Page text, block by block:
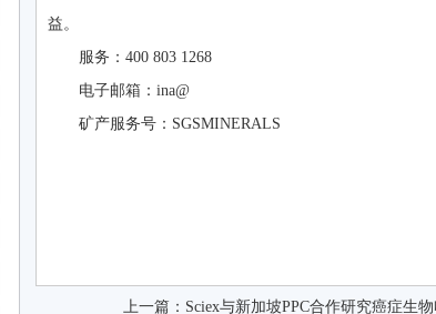
益。
服务：400 803 1268
电子邮箱：ina@
矿产服务号：SGSMINERALS
上一篇： Sciex与新加坡PPC合作研究癌症生